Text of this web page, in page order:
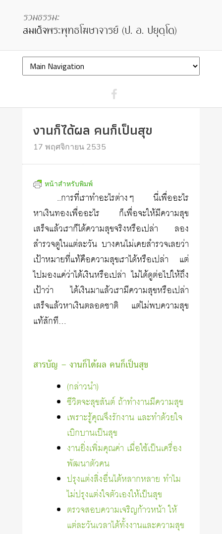
งานก็ได้ผล คนก็เป็นสุข
17 พฤศจิกายน 2535
หน้าสำหรับพิมพ์
..การที่เราทำอะไรต่างๆ นี่เพื่ออะไร
หาเงินทองเพื่ออะไร ก็เพื่อจะให้มีความสุข
เสร็จแล้วเราก็ได้ความสุขจริงหรือเปล่า ลอง
สำรวจดูในแต่ละวัน บางคนไม่เคยสำรวจเลยว่า
เป้าหมายที่แท้คือความสุขเราได้หรือเปล่า แต่
ไปมองแค่ว่าได้เงินหรือเปล่า ไม่ได้ดูต่อไปให้ถึง
เป้าว่า ได้เงินมาแล้วเรามีความสุขหรือเปล่า
เสร็จแล้วหาเงินตลอดชาติ แต่ไม่พบความสุข
แท้สักที…
สารบัญ – งานก็ได้ผล คนก็เป็นสุข
(กล่าวนำ)
ชีวิตจะสุขสันต์ ถ้าทำงานมีความสุข
เพราะรู้คุณจึงรักงาน และทำด้วยใจ
เบิกบานเป็นสุข
งานยิ่งเพิ่มคุณค่า เมื่อใช้เป็นเครื่อง
พัฒนาตัวคน
ปรุงแต่งสิ่งอื่นได้หลากหลาย ทำไม
ไม่ปรุงแต่งใจตัวเองให้เป็นสุข
ตรวจสอบความเจริญก้าวหน้า ให้
แต่ละวันเวลาได้ทั้งงานและความสุข